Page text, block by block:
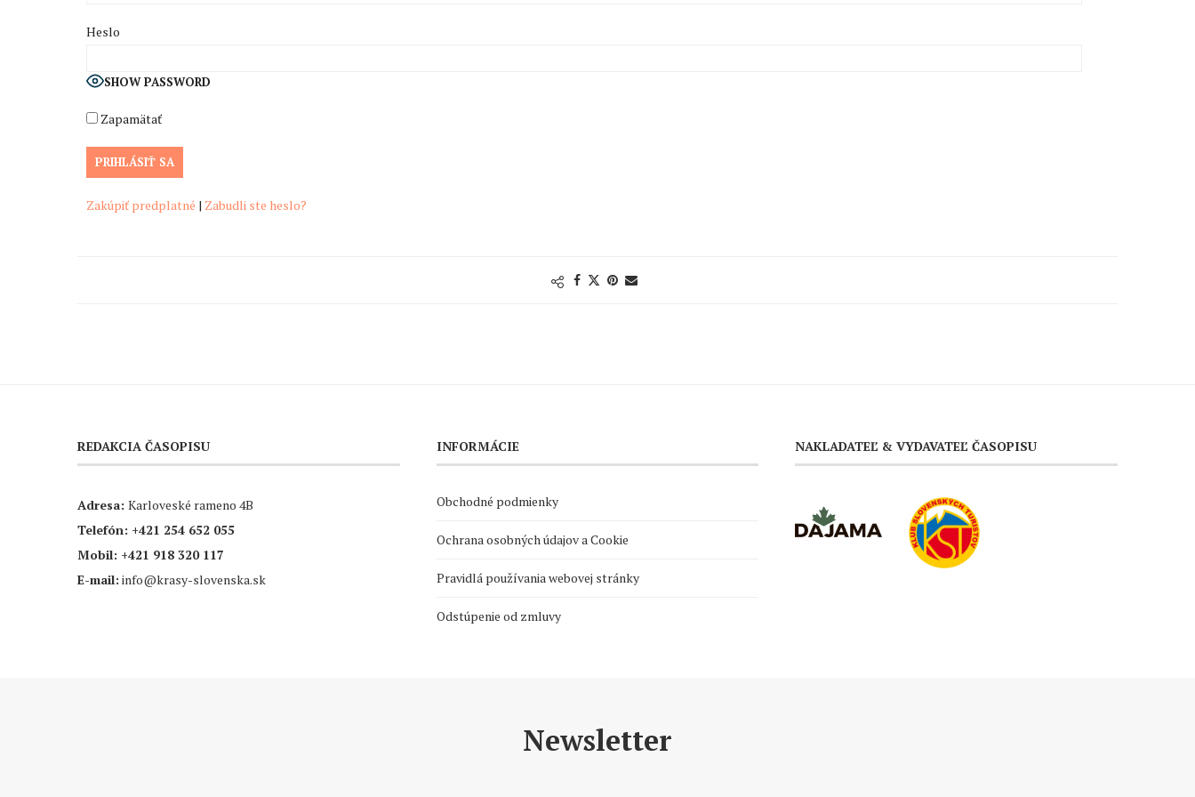
Heslo
SHOW PASSWORD
Zapamätať
Zakúpiť predplatné | Zabudli ste heslo?
REDAKCIA ČASOPISU
Adresa: Karloveské rameno 4B
Telefón: +421 254 652 055
Mobil: +421 918 320 117
E-mail: info@krasy-slovenska.sk
INFORMÁCIE
Obchodné podmienky
Ochrana osobných údajov a Cookie
Pravidlá používania webovej stránky
Odstúpenie od zmluvy
NAKLADATEĽ & VYDAVATEĽ ČASOPISU
Newsletter